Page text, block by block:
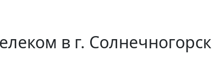
в г. Солнечногорск